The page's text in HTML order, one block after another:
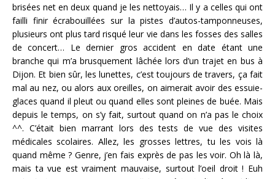
brisées net en deux quand je les nettoyais… Il y a celles qui ont
failli finir écrabouillées sur la pistes d’autos-tamponneuses,
plusieurs ont plus tard risqué leur vie dans les fosses des salles
de concert… Le dernier gros accident en date étant une
branche qui m’a brusquement lâchée lors d’un trajet en bus à
Dijon. Et bien sûr, les lunettes, c’est toujours de travers, ça fait
mal au nez, ou alors aux oreilles, on aimerait avoir des essuie-
glaces quand il pleut ou quand elles sont pleines de buée. Mais
depuis le temps, on s’y fait, surtout quand on n’a pas le choix
^^. C’était bien marrant lors des tests de vue des visites
médicales scolaires. Allez, les grosses lettres, tu les vois là
quand même ? Genre, j’en fais exprès de pas les voir. Oh là là,
mais ta vue est vraiment mauvaise, surtout l’oeil droit ! Euh